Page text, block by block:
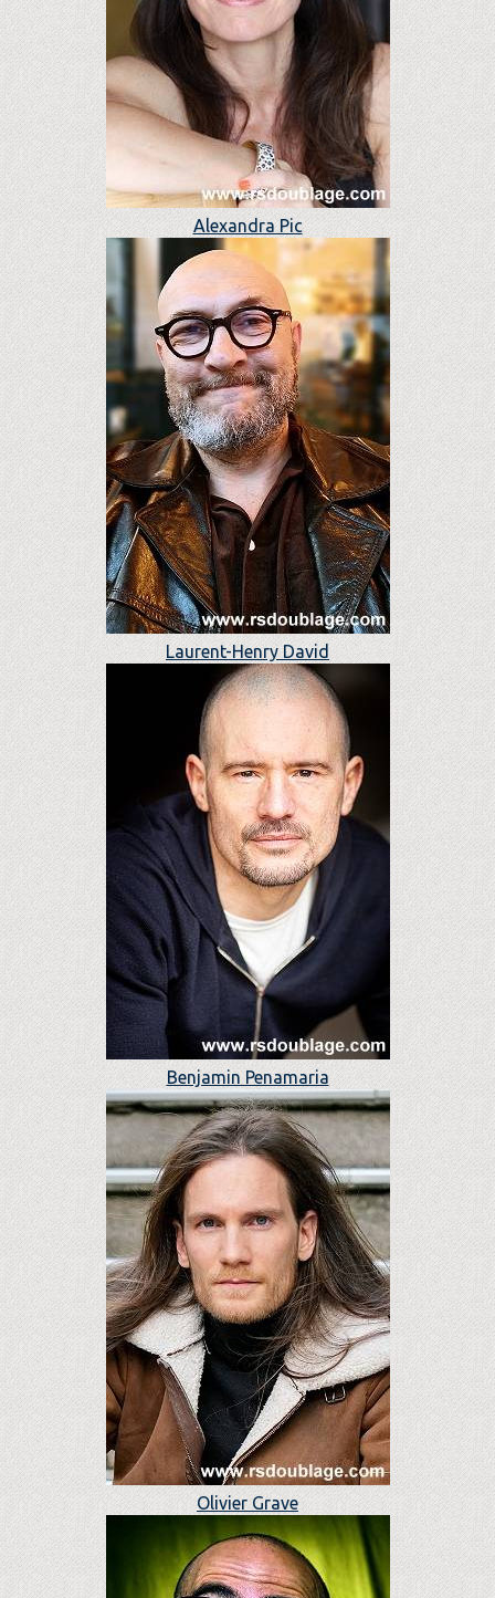
Alexandra Pic
Laurent-Henry David
Benjamin Penamaria
Olivier Grave